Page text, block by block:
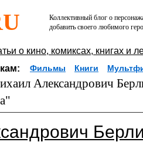
Коллективный блог о
добавить своего любимого
о кино, комиксах, книгах и
Фильмы Книги
Александрович